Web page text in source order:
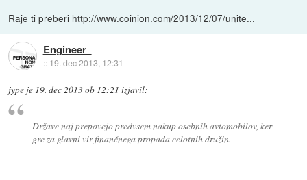
Raje ti preberi http://www.coinion.com/2013/12/07/unite...
Engineer_
:: 19. dec 2013, 12:31
jype je 19. dec 2013 ob 12:21 izjavil:
Države naj prepovejo predvsem nakup osebnih avtomobilov, ker
gre za glavni vir finančnega propada celotnih družin.